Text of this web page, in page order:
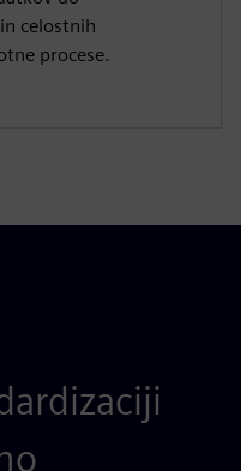
celostnih
procese.